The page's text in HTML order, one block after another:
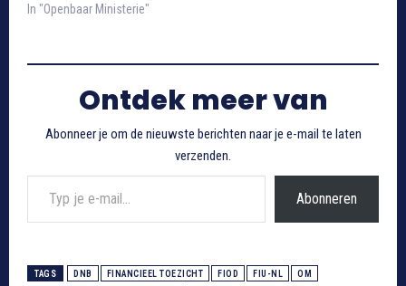
In "Openbaar Ministerie"
Ontdek meer van
Abonneer je om de nieuwste berichten naar je e-mail te laten
verzenden.
Typ je e-mail...
Abonneren
TAGS DNB FINANCIEEL TOEZICHT FIOD FIU-NL OM